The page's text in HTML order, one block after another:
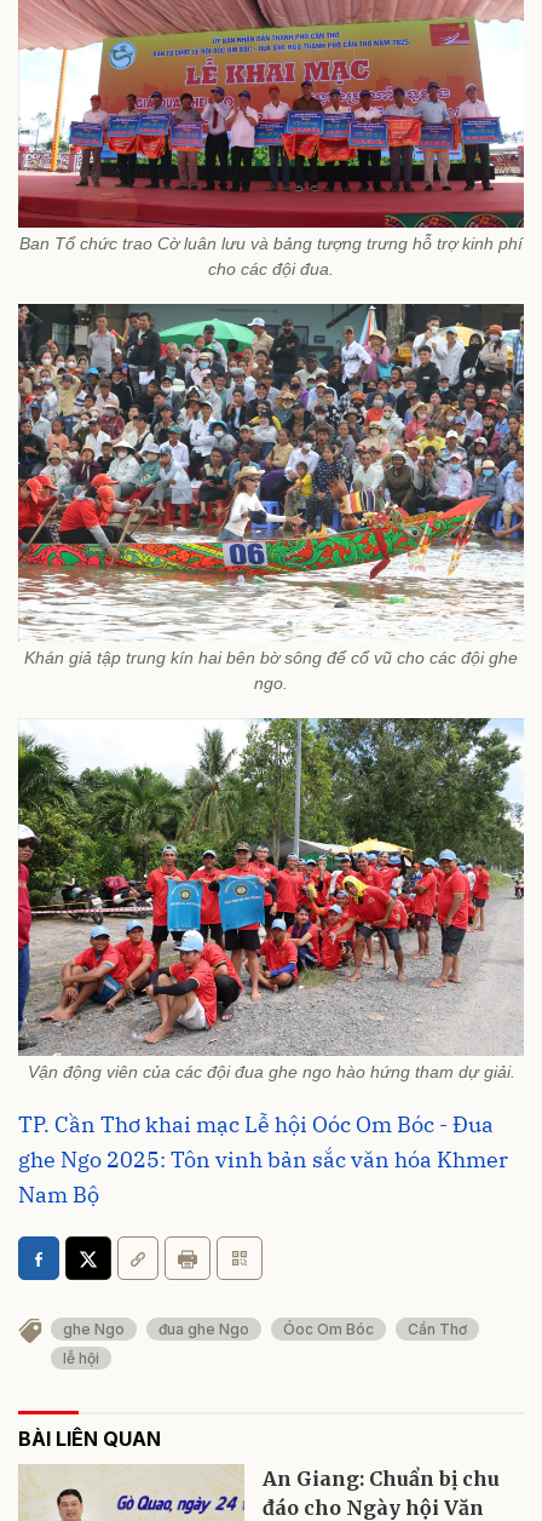
Ban Tổ chức trao Cờ luân lưu và bảng tượng trưng hỗ trợ kinh phí
cho các đội đua.
Khán giả tập trung kín hai bên bờ sông để cổ vũ cho các đội ghe
ngo.
Vận động viên của các đội đua ghe ngo hào hứng tham dự giải.
TP. Cần Thơ khai mạc Lễ hội Oóc Om Bóc - Đua
ghe Ngo 2025: Tôn vinh bản sắc văn hóa Khmer
Nam Bộ
ghe Ngo đua ghe Ngo Óoc Om Bóc
Cần Thơ
lễ hội
BÀI LIÊN QUAN
An Giang: Chuẩn bị chu
đáo cho Ngày hội Văn